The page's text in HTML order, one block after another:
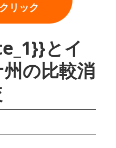
リック
とイ
の比較消